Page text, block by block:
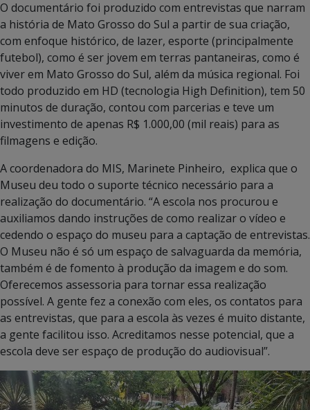
O documentário foi produzido com entrevistas que narram
a história de Mato Grosso do Sul a partir de sua criação,
com enfoque histórico, de lazer, esporte (principalmente
futebol), como é ser jovem em terras pantaneiras, como é
viver em Mato Grosso do Sul, além da música regional. Foi
todo produzido em HD (tecnologia High Definition), tem 50
minutos de duração, contou com parcerias e teve um
investimento de apenas R$ 1.000,00 (mil reais) para as
filmagens e edição.
A coordenadora do MIS, Marinete Pinheiro, explica que o
Museu deu todo o suporte técnico necessário para a
realização do documentário. “A escola nos procurou e
auxiliamos dando instruções de como realizar o vídeo e
cedendo o espaço do museu para a captação de entrevistas.
O Museu não é só um espaço de salvaguarda da memória,
também é de fomento à produção da imagem e do som.
Oferecemos assessoria para tornar essa realização
possível. A gente fez a conexão com eles, os contatos para
as entrevistas, que para a escola às vezes é muito distante,
a gente facilitou isso. Acreditamos nesse potencial, que a
escola deve ser espaço de produção do audiovisual”.